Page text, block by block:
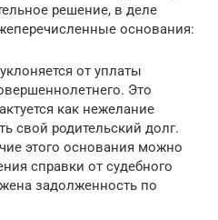
решение, в деле
основания:
от уплаты
Это
как нежелание
свой родительский долг.
этого основания можно
справки от судебного
задолженность по